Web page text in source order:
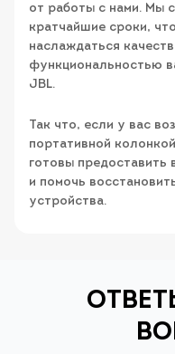
от работы с нами. Мы
кратчайшие сроки,
наслаждаться
функциональностью
JBL.
Так что, если у вас
портативной
готовы предоставить
и помочь
устройства.